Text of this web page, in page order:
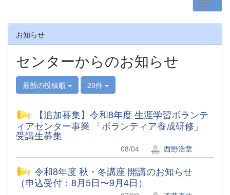
お知らせ
センターからのお知らせ
最新の投稿順 20件
【追加募集】令和8年度 生涯学習ボランテ
ィアセンター事業 「ボランティア養成研修」
受講生募集
08/04 西野浩章
令和8年度 秋・冬講座 開講のお知らせ
（申込受付：8月5日〜9月4日）